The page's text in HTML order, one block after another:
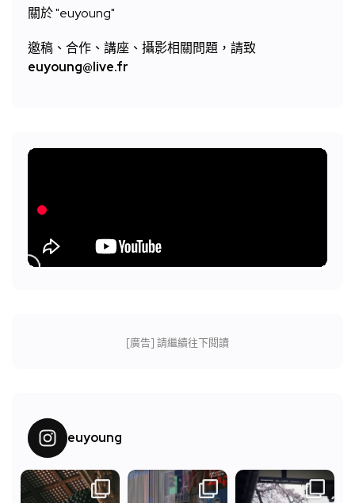
關於 "euyoung"
邀稿、合作、講座、攝影相關問題，請致
euyoung@live.fr
[廣告] 請繼續往下閱讀
euyoung